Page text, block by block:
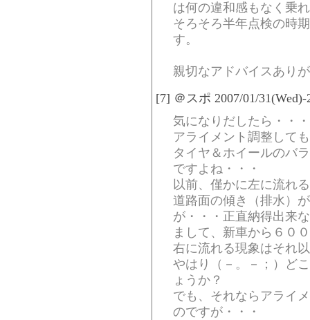
は何の違和感もなく乗
そろそろ半年点検の時
す。
親切なアドバイスあり
[7] ＠スポ 2007/01/
気になりだしたら・・
アライメント調整して
タイヤ＆ホイールのバ
ですよね・・・
以前、僅かに左に流れ
道路面の傾き（排水）
が・・・正直納得出来
まして、新車から６０
右に流れる現象はそれ
やはり（－。－；）ど
ょうか？
でも、それならアライ
のですが・・・